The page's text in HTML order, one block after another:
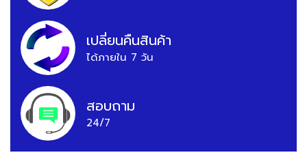
เปลี่ยนคืนสินค้า
ได้ภายใน 7 วัน
สอบถาม
24/7